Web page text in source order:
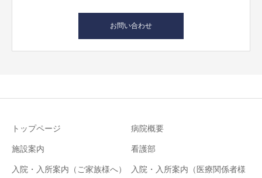
お問い合わせ
トップページ 病院概要
施設案内 看護部
入院・入所案内（ご家族様へ） 入院・入所案内（医療関係者様